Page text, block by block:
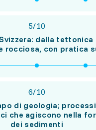
5/10
dalla tettonica
rocciosa, con pratica
6/10
di geologia;
che agiscono nella
dei sedimenti